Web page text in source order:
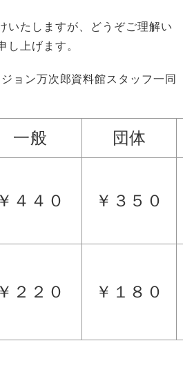
いたしますが、どうぞご理解い
し上げます。
ジョン万次郎資料館スタッフ一同
一般 団体
￥４４０
￥３５０
￥２２０ ￥１８０